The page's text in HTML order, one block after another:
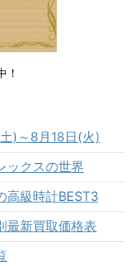
！
)～8月18日(火)
ックスの世界
高級時計BEST3
最新買取価格表